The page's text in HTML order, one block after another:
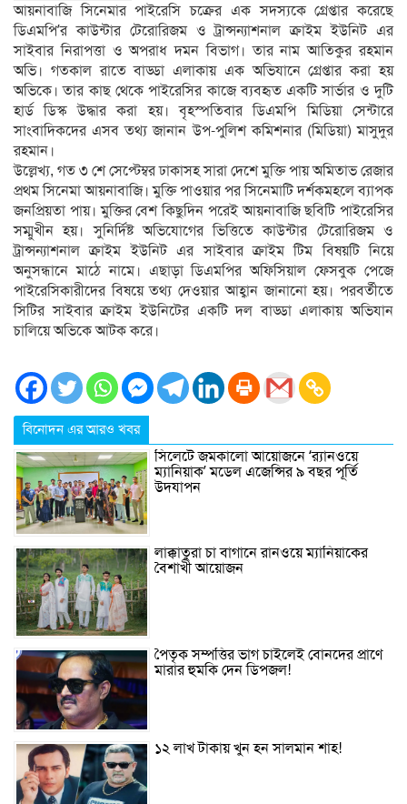
আয়নাবাজি সিনেমার পাইরেসি চক্রের এক সদস্যকে গ্রেপ্তার করেছে
ডিএমপি’র কাউন্টার টেরোরিজম ও ট্রান্সন্যাশনাল ক্রাইম ইউনিট এর
সাইবার নিরাপত্তা ও অপরাধ দমন বিভাগ। তার নাম আতিকুর রহমান
অভি। গতকাল রাতে বাড্ডা এলাকায় এক অভিযানে গ্রেপ্তার করা হয়
অভিকে। তার কাছ থেকে পাইরেসির কাজে ব্যবহৃত একটি সার্ভার ও দুটি
হার্ড ডিস্ক উদ্ধার করা হয়। বৃহস্পতিবার ডিএমপি মিডিয়া সেন্টারে
সাংবাদিকদের এসব তথ্য জানান উপ-পুলিশ কমিশনার (মিডিয়া) মাসুদুর
রহমান।
উল্লেখ্য, গত ৩ শে সেপ্টেম্বর ঢাকাসহ সারা দেশে মুক্তি পায় অমিতাভ রেজার
প্রথম সিনেমা আয়নাবাজি। মুক্তি পাওয়ার পর সিনেমাটি দর্শকমহলে ব্যাপক
জনপ্রিয়তা পায়। মুক্তির বেশ কিছুদিন পরেই আয়নাবাজি ছবিটি পাইরেসির
সম্মুখীন হয়। সুনির্দিষ্ট অভিযোগের ভিত্তিতে কাউন্টার টেরোরিজম ও
ট্রান্সন্যাশনাল ক্রাইম ইউনিট এর সাইবার ক্রাইম টিম বিষয়টি নিয়ে
অনুসন্ধানে মাঠে নামে। এছাড়া ডিএমপির অফিসিয়াল ফেসবুক পেজে
পাইরেসিকারীদের বিষয়ে তথ্য দেওয়ার আহ্বান জানানো হয়। পরবর্তীতে
সিটির সাইবার ক্রাইম ইউনিটের একটি দল বাড্ডা এলাকায় অভিযান
চালিয়ে অভিকে আটক করে।
বিনোদন এর আরও খবর
সিলেটে জমকালো আয়োজনে ‘র‍্যানওয়ে
ম্যানিয়াক’ মডেল এজেন্সির ৯ বছর পূর্তি
উদযাপন
লাক্কাতুরা চা বাগানে রানওয়ে ম্যানিয়াকের
বৈশাখী আয়োজন
পৈতৃক সম্পত্তির ভাগ চাইলেই বোনদের প্রাণে
মারার হুমকি দেন ডিপজল!
১২ লাখ টাকায় খুন হন সালমান শাহ!